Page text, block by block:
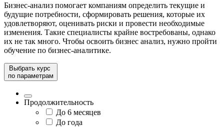
Бизнес-анализ помогает компаниям определить текущие и
будущие потребности, сформировать решения, которые их
удовлетворяют, оценивать риски и провести необходимые
изменения. Такие специалисты крайне востребованы, однако
их не так много. Чтобы освоить бизнес анализ, нужно пройти
обучение по бизнес-аналитике.
Выбрать курс
по параметрам
Продолжительность
До 6 месяцев
До года